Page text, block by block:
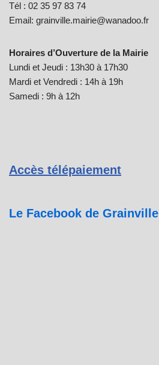
Tél : 02 35 97 83 74
Email: grainville.mairie@wanadoo.fr
Horaires d’Ouverture de la Mairie
Lundi et Jeudi : 13h30 à 17h30
Mardi et Vendredi : 14h à 19h
Samedi : 9h à 12h
Accès télépaiement
Le Facebook de Grainville